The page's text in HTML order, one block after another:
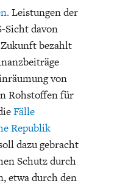
Leistungen der
Sicht davon
bezahlt
von
Rohstoffen für
Fälle
Republik
dazu gebracht
Schutz durch
etwa durch den